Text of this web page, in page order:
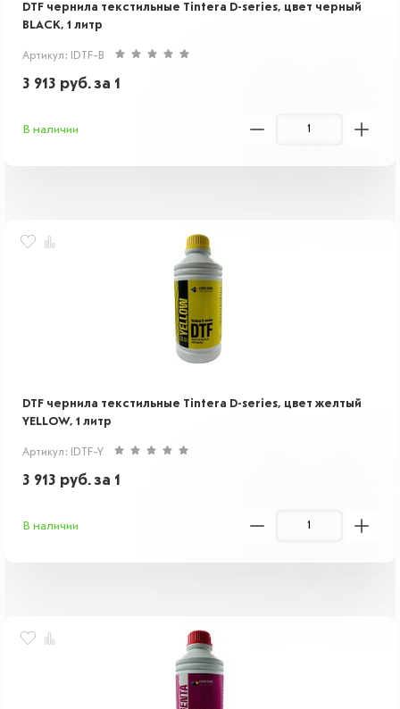
DTF чернила текстильные Tintera D-series, цвет черный
BLACK, 1 литр
Артикул: IDTF-B
3 913 руб.за 1
В наличии
DTF чернила текстильные Tintera D-series, цвет желтый
YELLOW, 1 литр
Артикул: IDTF-Y
3 913 руб.за 1
В наличии